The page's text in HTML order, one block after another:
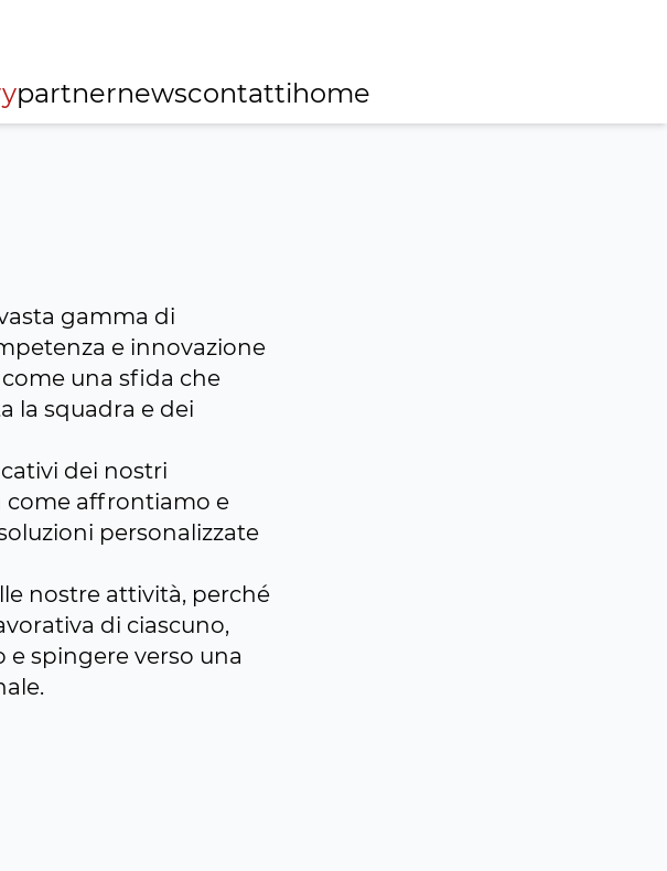
partnernewscontattihome
gamma di
e innovazione
una sfida che
la squadra e dei
dei nostri
come affrontiamo e
personalizzate
nostre attività, perché
di ciascuno,
spingere verso una